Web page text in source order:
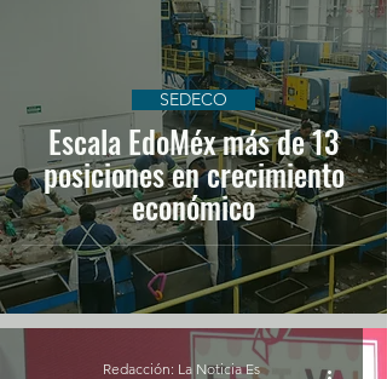
Escala EdoMéx más de 13
posiciones en crecimiento
económico
SEDECO
Redacción: La Noticia Es